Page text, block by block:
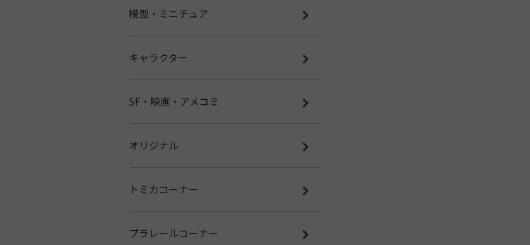
模型・ミニチュア
キャラクター
SF・映画・アメコミ
オリジナル
トミカコーナー
プラレールコーナー